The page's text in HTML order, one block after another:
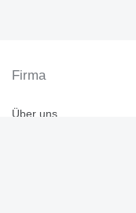
Firma
Über uns